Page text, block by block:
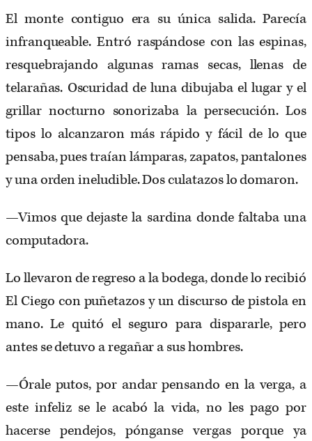
El monte contiguo era su única salida. Parecía
infranqueable. Entró raspándose con las espinas,
resquebrajando algunas ramas secas, llenas de
telarañas. Oscuridad de luna dibujaba el lugar y el
grillar nocturno sonorizaba la persecución. Los
tipos lo alcanzaron más rápido y fácil de lo que
pensaba, pues traían lámparas, zapatos, pantalones
y una orden ineludible. Dos culatazos lo domaron.
—Vimos que dejaste la sardina donde faltaba una
computadora.
Lo llevaron de regreso a la bodega, donde lo recibió
El Ciego con puñetazos y un discurso de pistola en
mano. Le quitó el seguro para dispararle, pero
antes se detuvo a regañar a sus hombres.
—Órale putos, por andar pensando en la verga, a
este infeliz se le acabó la vida, no les pago por
hacerse pendejos, pónganse vergas porque ya